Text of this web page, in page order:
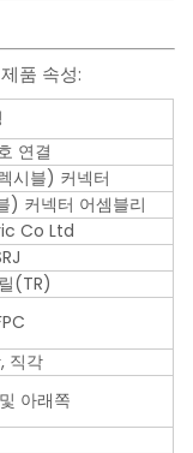
품 속성:
연결
시블) 커넥터
) 커넥터 어셈블리
Co Ltd
(TR)
직각
아래쪽